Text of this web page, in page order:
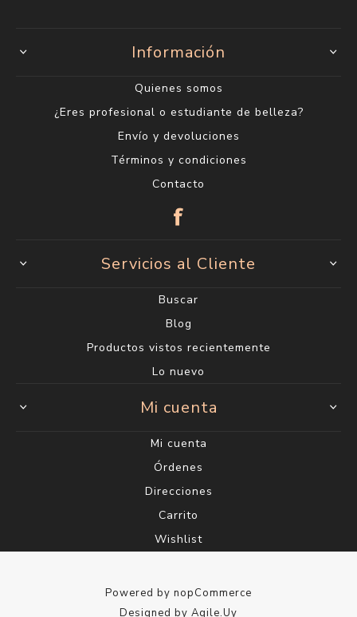
Información
Quienes somos
¿Eres profesional o estudiante de belleza?
Envío y devoluciones
Términos y condiciones
Contacto
Servicios al Cliente
Buscar
Blog
Productos vistos recientemente
Lo nuevo
Mi cuenta
Mi cuenta
Órdenes
Direcciones
Carrito
Wishlist
Powered by nopCommerce
Designed by Agile.Uy